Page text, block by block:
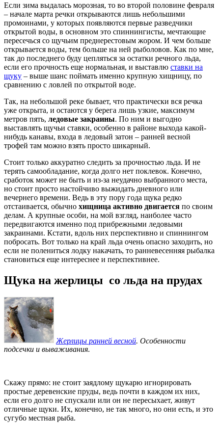
Если зима выдалась морозная, то во второй половине февраля
– начале марта речки открываются лишь небольшими
промоинами, у которых появляются первые разведчики
открытой воды, в основном это спиннингисты, мечтающие
пересечься со щучьим преднерестовым жором. И чем больше
открывается воды, тем больше на ней рыболовов. Как по мне,
так до последнего буду цепляться за остатки речного льда,
если его прочность еще нормальная, и выставлю ставки на
щуку – выше шанс поймать именно крупную хищницу, по
сравнению с ловлей по открытой воде.
Так, на небольшой реке бывает, что практически вся речка
уже открыта, и остаются у берега лишь узкие, максимум
метров пять, ледовые закраины. По ним и выгодно
выставлять щучьи ставки, особенно в районе выхода какой-
нибудь канавы, входа в ледовый затон – ранней весной
трофей там можно взять просто шикарный.
Стоит только аккуратно следить за прочностью льда. И не
терять самообладание, когда долго нет поклевок. Конечно,
сработок может не быть и из-за неудачно выбранного места,
но стоит просто настойчиво выжидать дневного или
вечернего времени. Ведь в эту пору года щука редко
отстаивается, обычно хищница активно двигается по своим
делам. А крупные особи, на мой взгляд, наиболее часто
передвигаются именно под прибрежными ледовыми
закраинами. Кстати, вдоль них перспективно и спиннингом
побросать. Вот только на край льда очень опасно заходить, но
если не полениться лодку накачать, то ранневесенняя рыбалка
становиться еще интереснее и перспективнее.
Щука на жерлицы со льда на прудах
Жерлицы ранней весной. Особенности
подсечки и вываживания.
Скажу прямо: не стоит заядлому щукарю игнорировать
простые деревенские пруды, ведь почти в каждом их них,
если его долго не спускали или он не пересыхает, живут
отличные щуки. Их, конечно, не так много, но они есть, и это
сугубо местная рыба.